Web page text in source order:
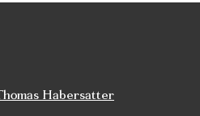
Habersatter